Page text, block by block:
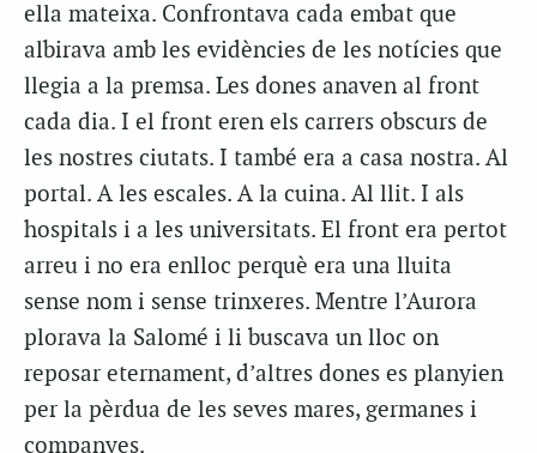
ella mateixa. Confrontava cada embat que
albirava amb les evidències de les notícies que
llegia a la premsa. Les dones anaven al front
cada dia. I el front eren els carrers obscurs de
les nostres ciutats. I també era a casa nostra. Al
portal. A les escales. A la cuina. Al llit. I als
hospitals i a les universitats. El front era pertot
arreu i no era enlloc perquè era una lluita
sense nom i sense trinxeres. Mentre l’Aurora
plorava la Salomé i li buscava un lloc on
reposar eternament, d’altres dones es planyien
per la pèrdua de les seves mares, germanes i
companyes.